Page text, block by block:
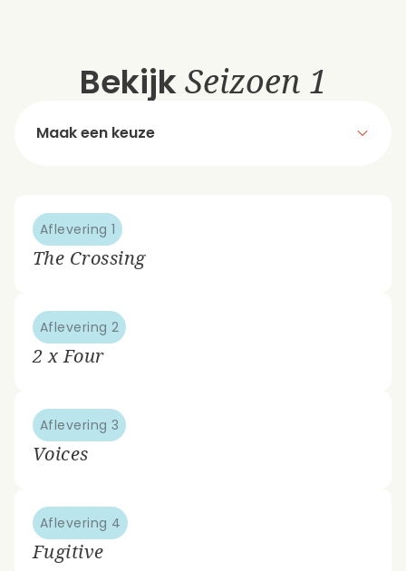
Bekijk Seizoen 1
Maak een keuze
Aflevering 1
The Crossing
Aflevering 2
2 x Four
Aflevering 3
Voices
Aflevering 4
Fugitive